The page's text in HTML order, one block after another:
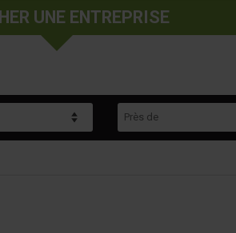
UNE ENTREPRISE